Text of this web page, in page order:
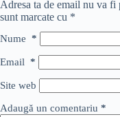
Adresa ta de email nu va fi
sunt marcate cu *
Nume *
Email *
Site web
Adaugă un comentariu *